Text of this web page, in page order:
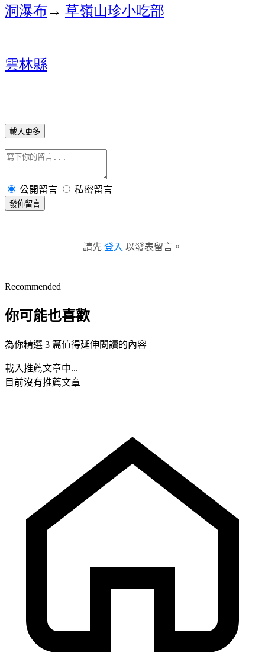
洞瀑布→ 草嶺山珍小吃部
雲林縣
載入更多
公開留言 私密留言
發佈留言
請先 登入 以發表留言。
Recommended
你可能也喜歡
為你精選 3 篇值得延伸閱讀的內容
載入推薦文章中...
目前沒有推薦文章